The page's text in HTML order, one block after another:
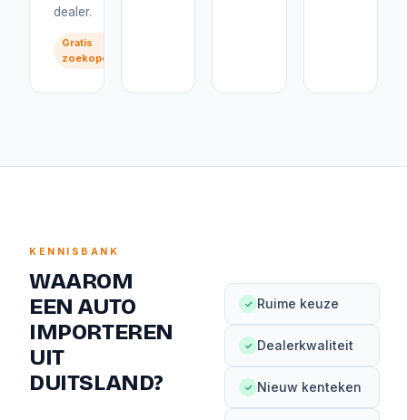
dealer.
Gratis
zoekopdracht
KENNISBANK
WAAROM
EEN AUTO
IMPORTEREN
UIT
DUITSLAND?
✓ Ruime keuze
✓ Dealerkwaliteit
✓ Nieuw kenteken